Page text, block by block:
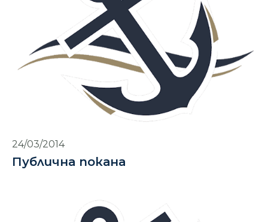
24/03/2014
Публична покана